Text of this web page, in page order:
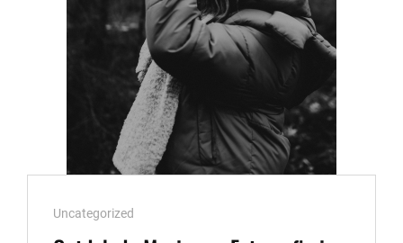
Cat
Links
Uncategorized